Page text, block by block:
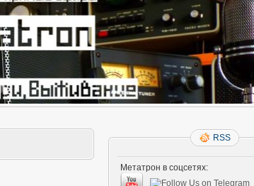
RSS
Метатрон в соцсетях: